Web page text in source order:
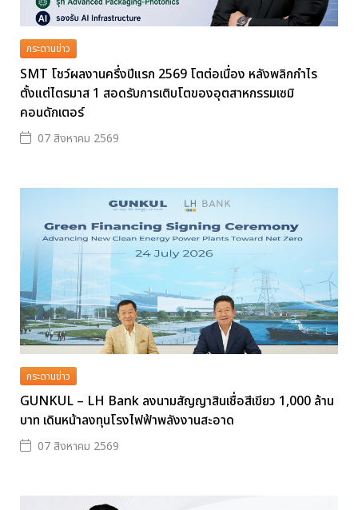
กระดานข่าว
SMT โชว์ผลงานครึ่งปีแรก 2569 โตต่อเนื่อง หลังพลิกกำไร
ตั้งแต่ไตรมาส 1 สอดรับการเติบโตของอุตสาหกรรมเซมิ
คอนดักเตอร์
07 สิงหาคม 2569
กระดานข่าว
GUNKUL – LH Bank ลงนามสัญญาสินเชื่อสีเขียว 1,000 ล้าน
บาท เดินหน้าลงทุนโรงไฟฟ้าพลังงานสะอาด
07 สิงหาคม 2569